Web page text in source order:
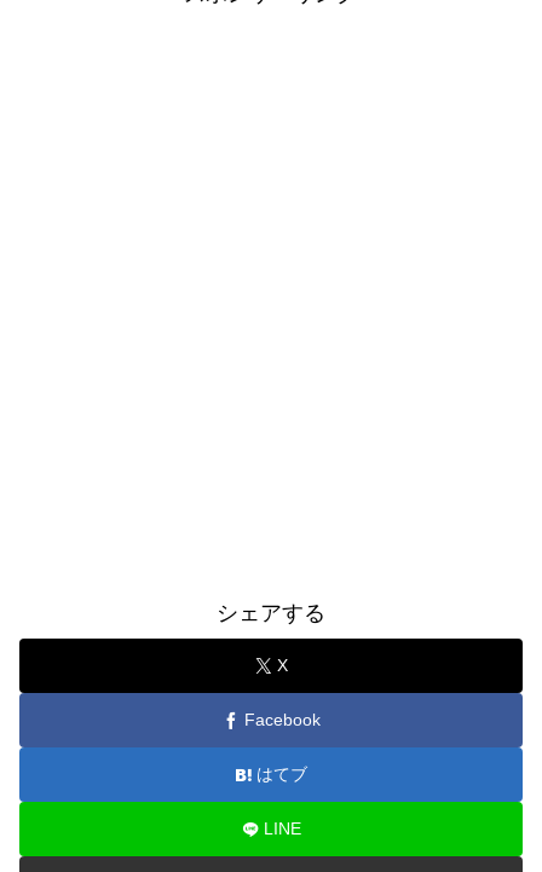
シェアする
X
Facebook
はてブ
LINE